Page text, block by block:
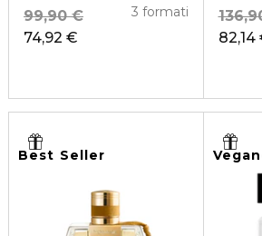
74,92 €
99,90 € 3 formati
82,14
Best Seller